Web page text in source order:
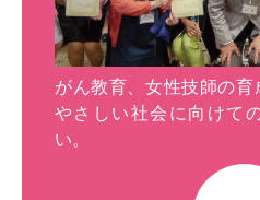
がん教育、女性技師の
やさしい社会に向けて
い。